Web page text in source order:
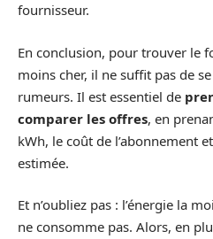
fournisseur.
En conclusion, pour trouver le
moins cher, il ne suffit pas de
rumeurs. Il est essentiel de
comparer les offres, en
kWh, le coût de l’abonnement
estimée.
Et n’oubliez pas : l’énergie la
ne consomme pas. Alors, en